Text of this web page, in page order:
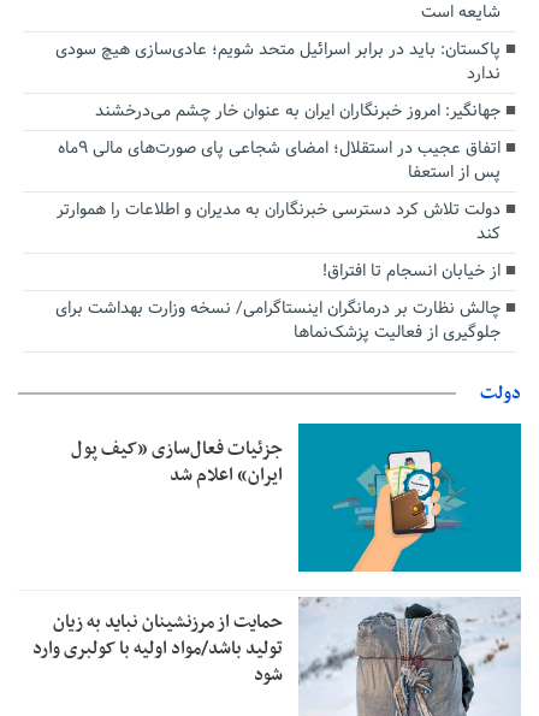
شایعه است
پاکستان: باید در برابر اسرائیل متحد شویم؛ عادی‌سازی هیچ سودی
ندارد
جهانگیر: امروز خبرنگاران ایران به عنوان خار چشم می‌درخشند
اتفاق عجیب در استقلال؛ امضای شجاعی پای صورت‌های مالی ٩ماه
پس از استعفا
دولت تلاش کرد دسترسی خبرنگاران به مدیران و اطلاعات را هموارتر
کند
از خیابان انسجام تا افتراق!
چالش نظارت بر درمانگران اینستاگرامی/ نسخه وزارت بهداشت برای
جلوگیری از فعالیت پزشک‌نماها
دولت
جزئیات فعال‌سازی «کیف پول
ایران» اعلام شد
حمایت از مرزنشینان نباید به زیان
تولید باشد/مواد اولیه با کولبری وارد
شود